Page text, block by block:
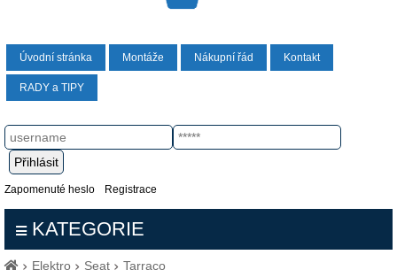
Úvodní stránka Montáže Nákupní řád Kontakt
RADY a TIPY
Zapomenuté heslo Registrace
KATEGORIE
Elektro Seat Tarraco